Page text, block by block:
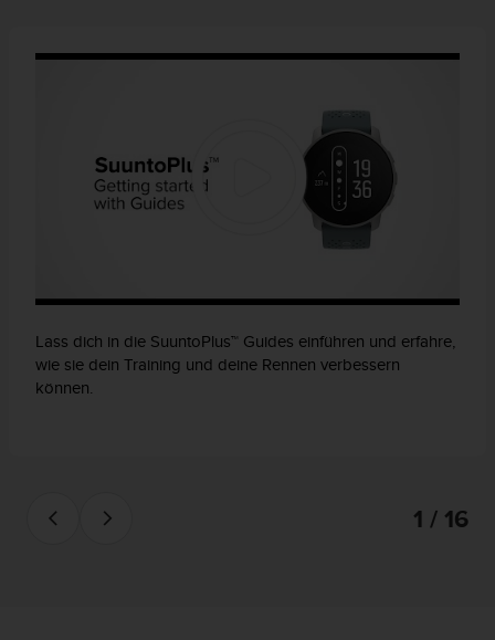
Lass dich in die SuuntoPlus™ Guides einführen und erfahre,
wie sie dein Training und deine Rennen verbessern
können.
1 / 16